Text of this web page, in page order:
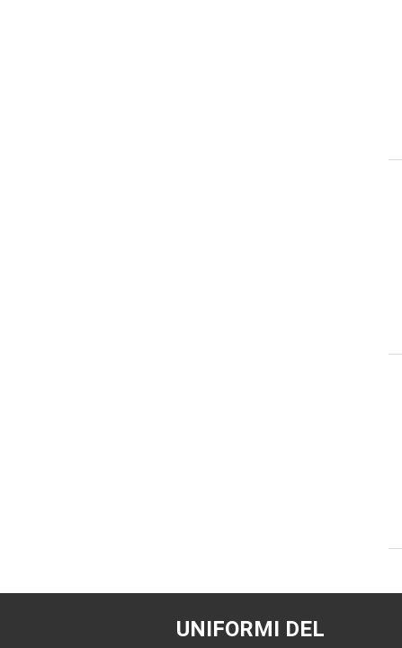
UNIFORMI DEL